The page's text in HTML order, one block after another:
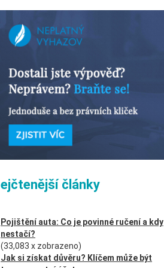
články
Pojištění auta: Co je povinné ručení a kdy
nestačí?
(33,083 x zobrazeno)
Jak si získat důvěru? Klíčem může být